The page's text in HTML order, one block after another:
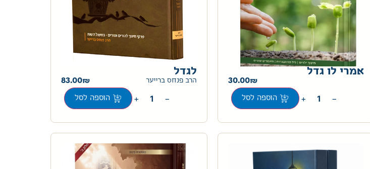
אמרי לו גדל
30.00
−
+ הוספה לסל
לגדל
הרב פנחס ברייער 83.00
−
+ הוספה לסל